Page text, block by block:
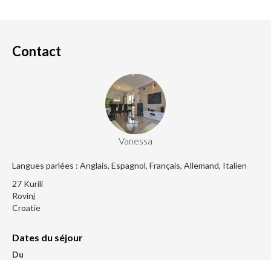
Contact
Vanessa
Langues parlées : Anglais, Espagnol, Français, Allemand, Italien
27 Kurili
Rovinj
Croatie
Dates du séjour
Du